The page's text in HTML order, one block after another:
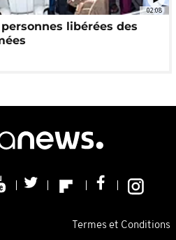
02:08
libérées des
Termes et Conditions